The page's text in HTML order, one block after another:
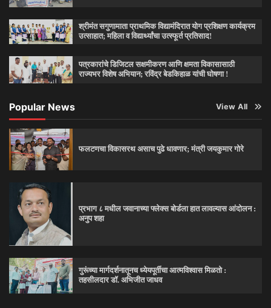
श्रीमंत सगुणामाता प्राथमिक विद्यामंदिरात योग प्रशिक्षण कार्यक्रम
उत्साहात; महिला व विद्यार्थ्यांचा उत्स्फूर्त प्रतिसाद!
पत्रकारांचे डिजिटल सक्षमीकरण आणि क्षमता विकासासाठी
राज्यभर विशेष अभियान; रविंद्र बेडकिहाळ यांची घोषणा !
Popular News View All
फलटणचा विकासरथ असाच पुढे धावणार; मंत्री जयकुमार गोरे
प्रभाग ८ मधील जवानाच्या फ्लेक्स बोर्डला हात लावल्यास आंदोलन :
अनुप शहा
गुरूंच्या मार्गदर्शनातूनच ध्येयपूर्तीचा आत्मविश्‍वास मिळतो :
तहसीलदार डॉ. अभिजीत जाधव